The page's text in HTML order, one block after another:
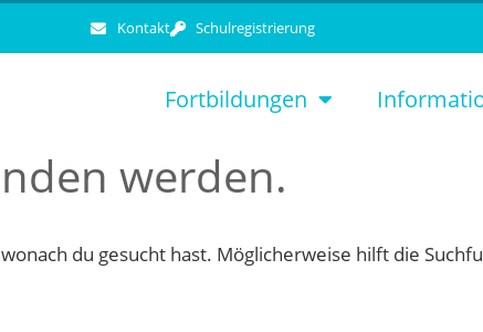
Kontakt Schulregistrierung
Fortbildungen
werden.
du gesucht hast. Möglicherweise hilft die